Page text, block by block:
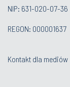
NIP: 631-020-07-36
REGON: 000001637
Kontakt dla mediów